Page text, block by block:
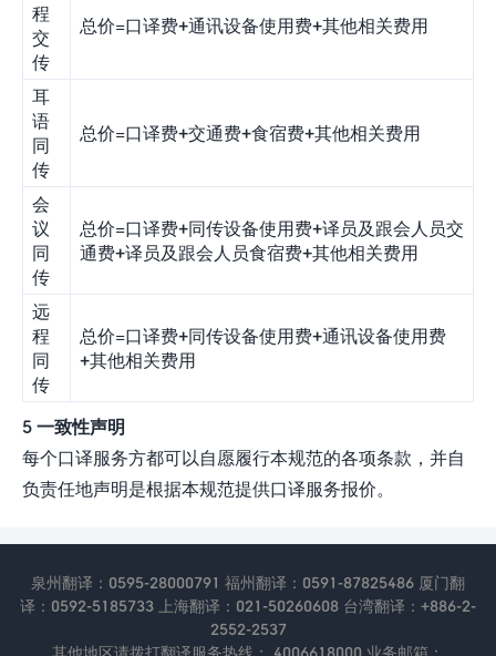
程
交
传
总价=口译费+通讯设备使用费+其他相关费用
耳
语
同
传
总价=口译费+交通费+食宿费+其他相关费用
会
议
同
传
总价=口译费+同传设备使用费+译员及跟会人员交
通费+译员及跟会人员食宿费+其他相关费用
远
程
同
传
总价=口译费+同传设备使用费+通讯设备使用费
+其他相关费用
5 一致性声明
每个口译服务方都可以自愿履行本规范的各项条款，并自
负责任地声明是根据本规范提供口译服务报价。
泉州翻译：0595-28000791 福州翻译：0591-87825486 厦门翻
译：0592-5185733 上海翻译：021-50260608 台湾翻译：+886-2-
2552-2537
其他地区请拨打翻译服务热线： 4006618000 业务邮箱：